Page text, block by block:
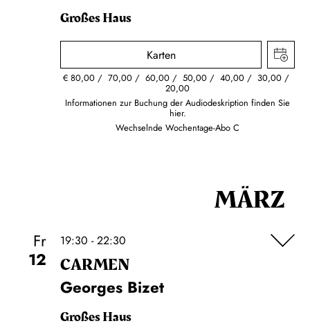
Großes Haus
Karten
€80,00 70,00 60,00 50,00 40,00 30,00
20,00
Informationen zur Buchung der Audiodeskription finden Sie
hier.
Wechselnde Wochentage-Abo C
MÄRZ
Fr
12
19:30 - 22:30
CARMEN
Georges Bizet
Großes Haus